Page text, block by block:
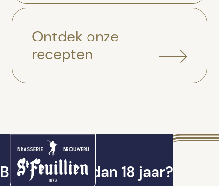
Ontdek onze
recepten
Ben je ouder dan 18 jaar?